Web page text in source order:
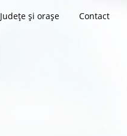
Județe și orașe Contact